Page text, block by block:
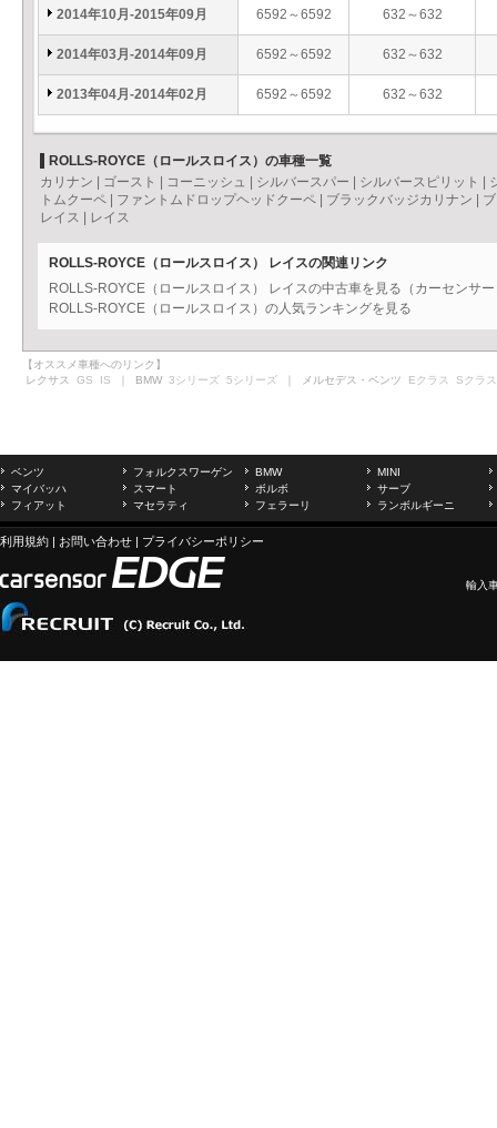
2014年10月-2015年09月 6592～6592 632～632
2014年03月-2014年09月 6592～6592 632～632
2013年04月-2014年02月 6592～6592 632～632
ROLLS-ROYCE（ロールスロイス）の車種一覧
カリナン
ゴースト コーニッシュ シルバースパー シルバースピリット
トムクーペ
ファントムドロップヘッドクーペ ブラックバッジカリナン
レイス
レイス
ROLLS-ROYCE（ロールスロイス） レイスの関連リンク
ROLLS-ROYCE（ロールスロイス） レイスの中古車を見る（カーセンサ
ROLLS-ROYCE（ロールスロイス）の人気ランキングを見る
【オススメ車種へのリンク】
レクサス GS IS ｜ BMW 3シリーズ 5シリーズ ｜ メルセデス・ベンツ Eクラス Sクラス
ベンツ フォルクスワーゲン BMW
MINI
マイバッハ
スマート ボルボ
サーブ
フィアット
マセラティ フェラーリ ランボルギーニ
利用規約 | お問い合わせ | プライバシーポリシー
輸入